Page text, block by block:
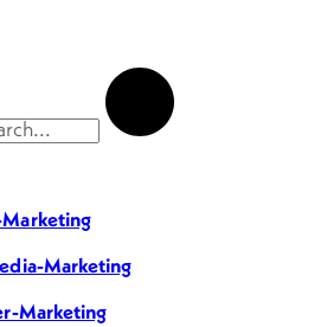
Marketing
Marketing